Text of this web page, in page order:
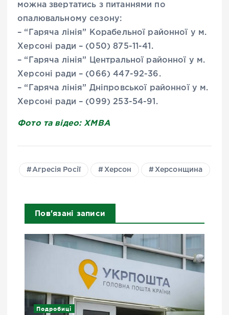
можна звертатись з питаннями по
опалювальному сезону:
– “Гаряча лінія” Корабельної районної у м.
Херсоні ради – (050) 875-11-41.
– “Гаряча лінія” Центральної районної у м.
Херсоні ради – (066) 447-92-36.
– “Гаряча лінія” Дніпровської районної у м.
Херсоні ради – (099) 253-54-91.
Фото та відео: ХМВА
Агресія Росії Херсон Херсонщина
Пов'язані записи
Подробиці